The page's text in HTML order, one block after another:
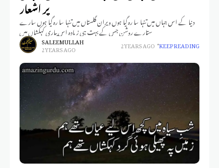
پر اشعار
دنیا کے اس جہاں میں تنہا سا رہ گیا ہوں ویران گلستاں میں تنہا سا رہ گیا ہوں سارے
ستارے روشن جس کے بہت ہی زیادہ اس پیاری کہکشاں میں
SALEEM ULLAH
2 YEARS AGO 2 YEARS AGO KEEP READING